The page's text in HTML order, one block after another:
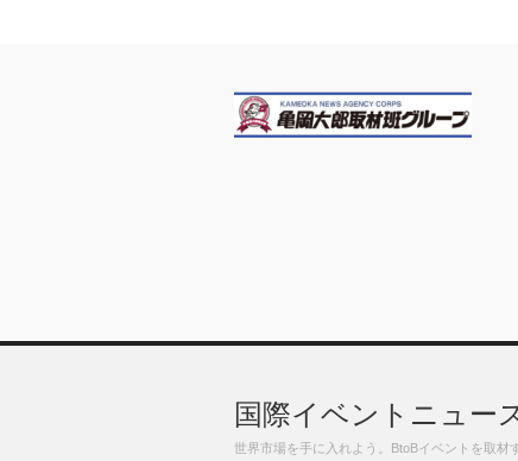
国際イベントニュー
世界市場を手に入れよう。BtoBイベントを取材